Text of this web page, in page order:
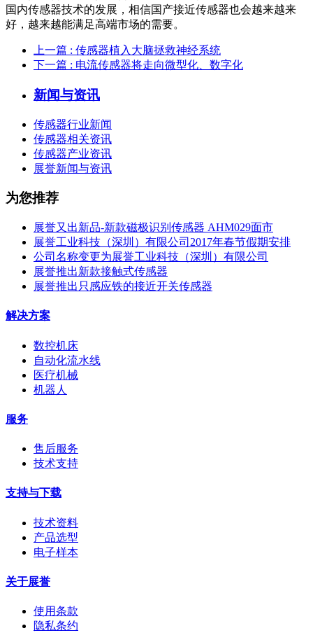
国内传感器技术的发展，相信国产接近传感器也会越来越来
好，越来越能满足高端市场的需要。
上一篇 : 传感器植入大脑拯救神经系统
下一篇 : 电流传感器将走向微型化、数字化
新闻与资讯
传感器行业新闻
传感器相关资讯
传感器产业资讯
展誉新闻与资讯
为您推荐
展誉又出新品-新款磁极识别传感器 AHM029面市
展誉工业科技（深圳）有限公司2017年春节假期安排
公司名称变更为展誉工业科技（深圳）有限公司
展誉推出新款接触式传感器
展誉推出只感应铁的接近开关传感器
解决方案
数控机床
自动化流水线
医疗机械
机器人
服务
售后服务
技术支持
支持与下载
技术资料
产品选型
电子样本
关于展誉
使用条款
隐私条约